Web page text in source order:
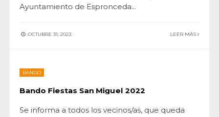
Ayuntamiento de Espronceda...
OCTUBRE 31, 2023 LEER MÁS
BANDO
Bando Fiestas San Miguel 2022
Se informa a todos los vecinos/as, que queda